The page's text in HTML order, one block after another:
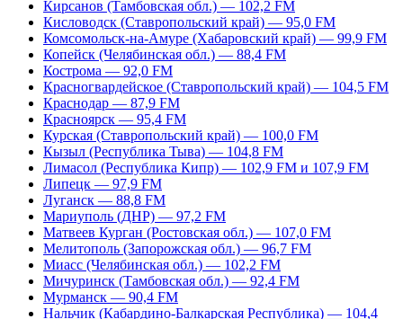
Кирсанов (Тамбовская обл.) — 102,2 FM
Кисловодск (Ставропольский край) — 95,0 FM
Комсомольск-на-Амуре (Хабаровский край) — 99,9 FM
Копейск (Челябинская обл.) — 88,4 FM
Кострома — 92,0 FM
Красногвардейское (Ставропольский край) — 104,5 FM
Краснодар — 87,9 FM
Красноярск — 95,4 FM
Курская (Ставропольский край) — 100,0 FM
Кызыл (Республика Тыва) — 104,8 FM
Лимасол (Республика Кипр) — 102,9 FM и 107,9 FM
Липецк — 97,9 FM
Луганск — 88,8 FM
Мариуполь (ДНР) — 97,2 FM
Матвеев Курган (Ростовская обл.) — 107,0 FM
Мелитополь (Запорожская обл.) — 96,7 FM
Миасс (Челябинская обл.) — 102,2 FM
Мичуринск (Тамбовская обл.) — 92,4 FM
Мурманск — 90,4 FM
Нальчик (Кабардино-Балкарская Республика) — 104,4